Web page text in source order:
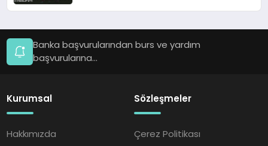
Banka başvurularından burs ve yardım
başvurularına...
Kurumsal
Hakkımızda
Sözleşmeler
Çerez Politikası